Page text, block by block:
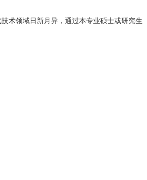
术领域日新月异，通过本专业硕士或研究生